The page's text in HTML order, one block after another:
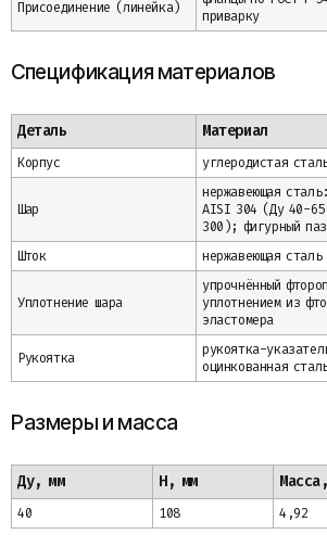
Присоединение (линейка)
приварку
Спецификация материалов
Деталь Материал
Корпус углеродистая
Шар
нержавеющая
AISI 304 (Ду 40-
300); фигурный
Шток
нержавеющая сталь
Уплотнение шара
упрочнённый
уплотнением из
эластомера
Рукоятка
рукоятка-
оцинкованная
Размеры и масса
Ду, мм H, мм
40 108 4,92